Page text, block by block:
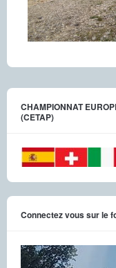
CHAMPIONNAT
(CETAP)
Connectez vous sur le